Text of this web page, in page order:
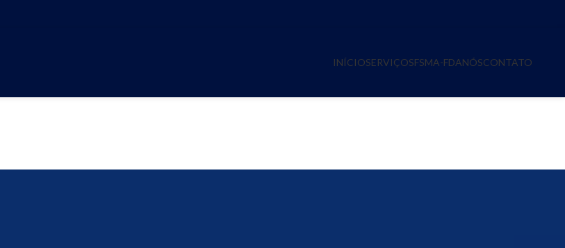
INÍCIOSERVIÇOSFSMA-FDANÓSCONTATO
PROCESSOS TÉRMICOS PARA